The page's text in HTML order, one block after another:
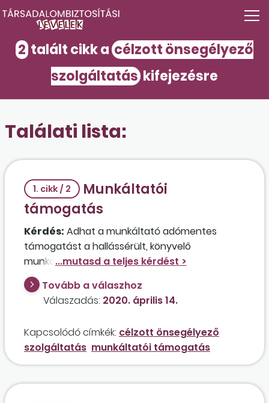
2 talált cikk a célzott önsegélyező
szolgáltatás kifejezésre
Találati lista:
1. cikk / 2
Munkáltatói
támogatás
Kérdés: Adhat a munkáltató adómentes
támogatást a hallássérült, könyvelő
munkakörben dolgozó munkavállalója részére
hallókészülék vásárlásához abban az esetben,
ha a munkavállaló jelenleg nem minősül
megváltozott munkaképességűnek?
Tovább a válaszhoz
Válaszadás: 2020. április 14.
Kapcsolódó címkék: célzott önsegélyező
szolgáltatás munkáltatói támogatás